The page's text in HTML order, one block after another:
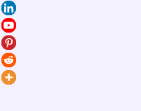
n
t
e
n